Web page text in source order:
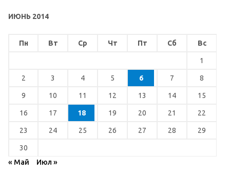
ИЮНЬ 2014
Пн Вт Ср Чт Пт Сб Вс
1
2 3 4 5 6 7 8
9 10 11 12 13 14 15
16 17 18 19 20 21 22
23 24 25 26 27 28 29
30
« Май
Июл »